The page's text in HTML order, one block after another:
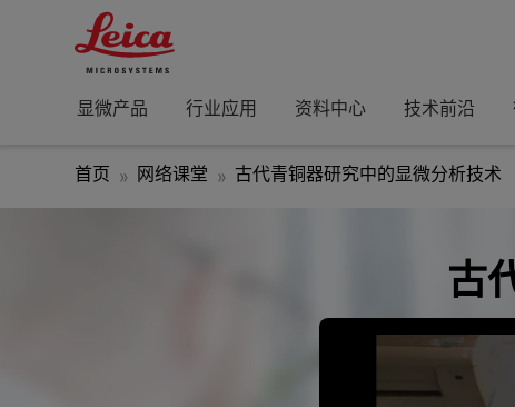
显微产品 行业应用 资料中心 技术前沿
首页 网络课堂 古代青铜器研究中的显微分析技术
古